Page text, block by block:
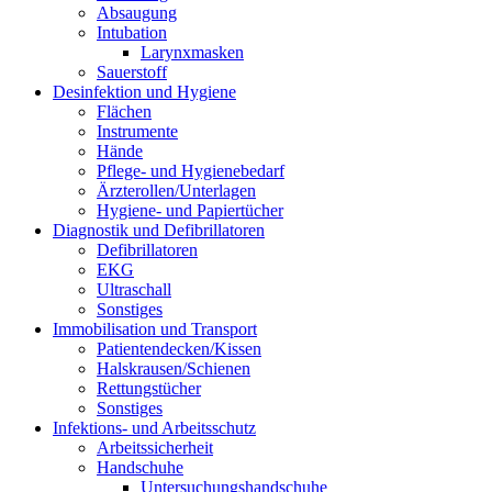
Absaugung
Intubation
Larynxmasken
Sauerstoff
Desinfektion und Hygiene
Flächen
Instrumente
Hände
Pflege- und Hygienebedarf
Ärzterollen/Unterlagen
Hygiene- und Papiertücher
Diagnostik und Defibrillatoren
Defibrillatoren
EKG
Ultraschall
Sonstiges
Immobilisation und Transport
Patientendecken/Kissen
Halskrausen/Schienen
Rettungstücher
Sonstiges
Infektions- und Arbeitsschutz
Arbeitssicherheit
Handschuhe
Untersuchungshandschuhe